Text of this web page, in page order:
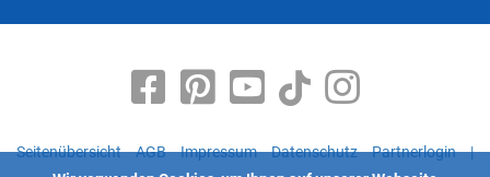
Seitenübersicht AGB Impressum Datenschutz Partnerlogin
|